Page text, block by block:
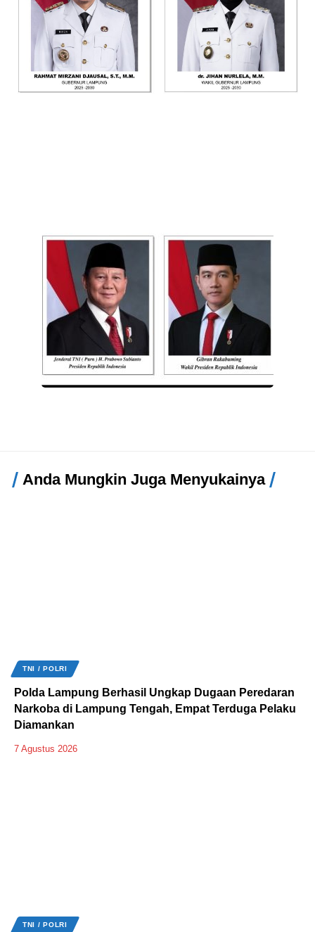
Anda Mungkin Juga Menyukainya
TNI / POLRI
Polda Lampung Berhasil Ungkap Dugaan Peredaran
Narkoba di Lampung Tengah, Empat Terduga Pelaku
Diamankan
7 Agustus 2026
TNI / POLRI